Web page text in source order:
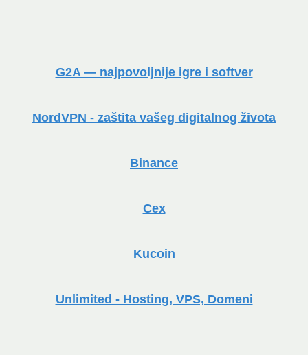
G2A — najpovoljnije igre i softver
NordVPN - zaštita vašeg digitalnog života
Binance
Cex
Kucoin
Unlimited - Hosting, VPS, Domeni